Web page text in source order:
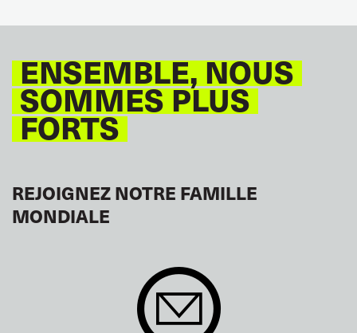
ENSEMBLE, NOUS
SOMMES PLUS
FORTS
REJOIGNEZ NOTRE FAMILLE
MONDIALE